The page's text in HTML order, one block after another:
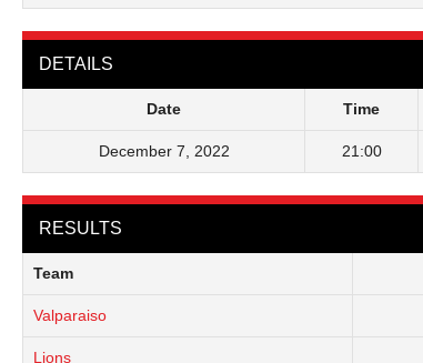
DETAILS
Date Time
December 7, 2022 21:00
RESULTS
Team
Valparaiso
Lions